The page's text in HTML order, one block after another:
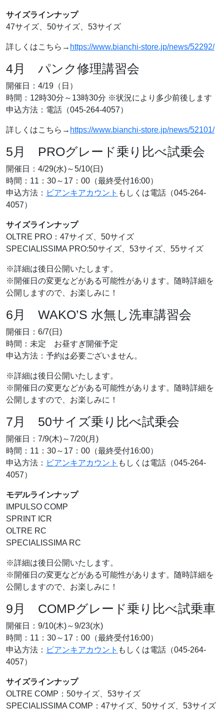
サイズラインナップ
47サイズ、50サイズ、53サイズ
詳しくはこちら→ https://www.bianchi-store.jp/news/52292/
4月 パンク修理講習会
開催日：4/19（日）
時間：12時30分～13時30分 ※状況により多少前後します
申込方法：電話（045-264-4057）
詳しくはこちら→ https://www.bianchi-store.jp/news/52101/
5月 PROグレード乗り比べ試乗会
開催日：4/29(水)～5/10(日)
時間：11：30～17：00（最終受付16:00）
申込方法： ビアンキアカウント もしくは電話（045-264-
4057）
サイズラインナップ
OLTRE PRO：47サイズ、50サイズ
SPECIALISSIMA PRO:50サイズ、53サイズ、55サイズ
※詳細は後日公開いたします。
※開催日の変更などがある可能性があります。随時詳細を
公開しますので、お楽しみに！
6月 WAKO’S 水無し洗車講習会
開催日：6/7(日)
時間：未定 お昼すぎ開催予定
申込方法：予約は必要ございません。
※詳細は後日公開いたします。
※開催日の変更などがある可能性があります。随時詳細を
公開しますので、お楽しみに！
7月 50サイズ乗り比べ試乗会
開催日：7/9(木)～7/20(月)
時間：11：30～17：00（最終受付16:00）
申込方法： ビアンキアカウント もしくは電話（045-264-
4057）
モデルラインナップ
IMPULSO COMP
SPRINT ICR
OLTRE RC
SPECIALISSIMA RC
※詳細は後日公開いたします。
※開催日の変更などがある可能性があります。随時詳細を
公開しますので、お楽しみに！
9月 COMPグレード乗り比べ試乗車
開催日：9/10(木)～9/23(水)
時間：11：30～17：00（最終受付16:00）
申込方法： ビアンキアカウント もしくは電話（045-264-
4057）
サイズラインナップ
OLTRE COMP：50サイズ、53サイズ
SPECIALISSIMA COMP：47サイズ、50サイズ、53サイズ